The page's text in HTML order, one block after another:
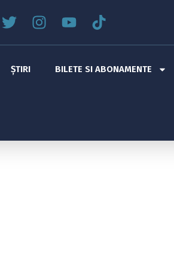
ȘTIRI BILETE SI ABONAMENTE